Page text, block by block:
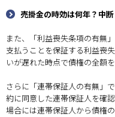
売掛金の時効は何年？中
また、「利益喪失条項の有無
支払うことを保証する利益喪
いが遅れた時点で債権の全額を
さらに「連帯保証人の有無」
約に同意した連帯保証人を確
場合には連帯保証人から債権の